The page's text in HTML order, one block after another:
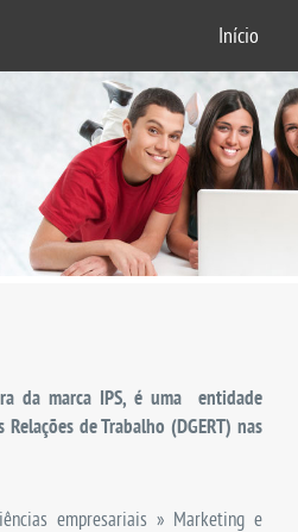
Início
da marca IPS, é uma entidade
de Trabalho (DGERT) nas
empresariais » Marketing e